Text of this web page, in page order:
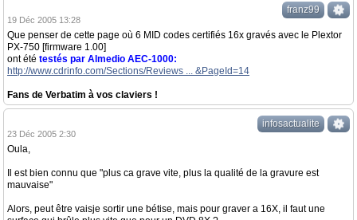
franz99
19 Déc 2005 13:28
Que penser de cette page où 6 MID codes certifiés 16x gravés avec le Plextor
PX-750 [firmware 1.00]
ont été testés par Almedio AEC-1000:
http://www.cdrinfo.com/Sections/Reviews ... &PageId=14
Fans de Verbatim à vos claviers !
infosactualite
23 Déc 2005 2:30
Oula,
Il est bien connu que "plus ca grave vite, plus la qualité de la gravure est
mauvaise"
Alors, peut être vaisje sortir une bétise, mais pour graver a 16X, il faut une